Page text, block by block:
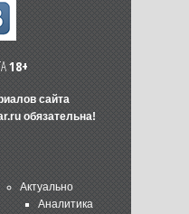
18+
сайта
обязательна!
Актуально
Аналитика